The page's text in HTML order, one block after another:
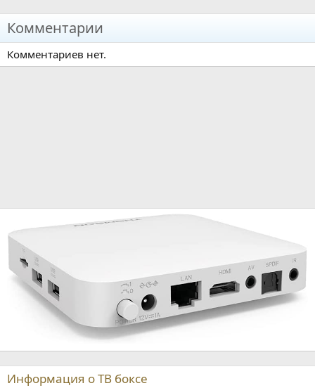
Комментарии
Комментариев нет.
Информация о ТВ боксе